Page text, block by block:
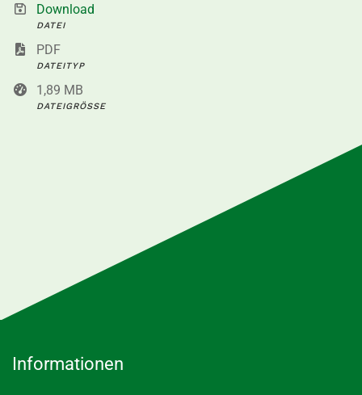
Download
DATEI
PDF
DATEITYP
1,89 MB
DATEIGRÖSSE
Informationen